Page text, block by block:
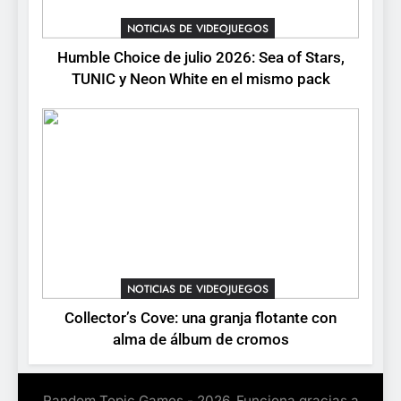
Onimusha: Way of the Sword
ya tiene fecha: Capcom
lanza demo gratuita y abre
NOTICIAS DE VIDEOJUEGOS
Humble Choice de julio 2026: Sea of Stars,
TUNIC y Neon White en el mismo pack
NOTICIAS DE VIDEOJUEGOS
Collector’s Cove: una granja flotante con
alma de álbum de cromos